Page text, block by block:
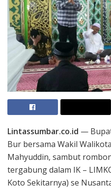
Lintassumbar.co.id —
Bur bersama Wakil
Mahyuddin, sambut
tergabung dalam IK –
Koto Sekitarnya) se